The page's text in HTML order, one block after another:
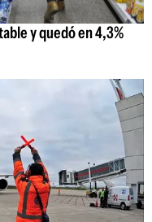
y quedó en 4,3%